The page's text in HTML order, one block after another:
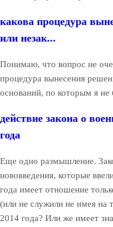
какова процедура
или незак...
Понимаю, что вопрос не
процедура вынесения
оснований, по которым я не
действие закона о
года
Еще одно размышление.
нововведения, которые
года имеет отношение
(или не служили не имея на
2014 года? Или же имеет